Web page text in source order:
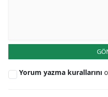
Yorum yazma kurallarını